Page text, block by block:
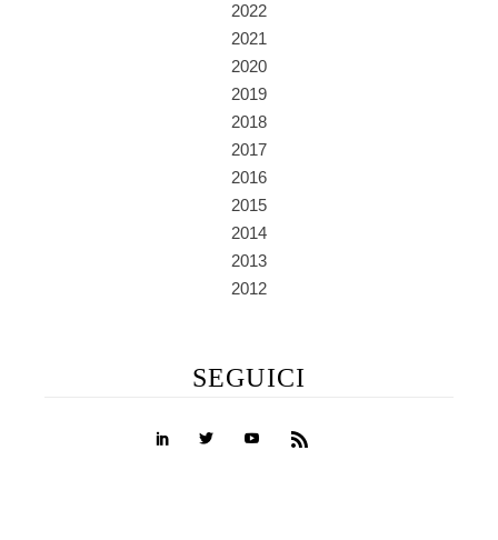
2022
2021
2020
2019
2018
2017
2016
2015
2014
2013
2012
SEGUICI